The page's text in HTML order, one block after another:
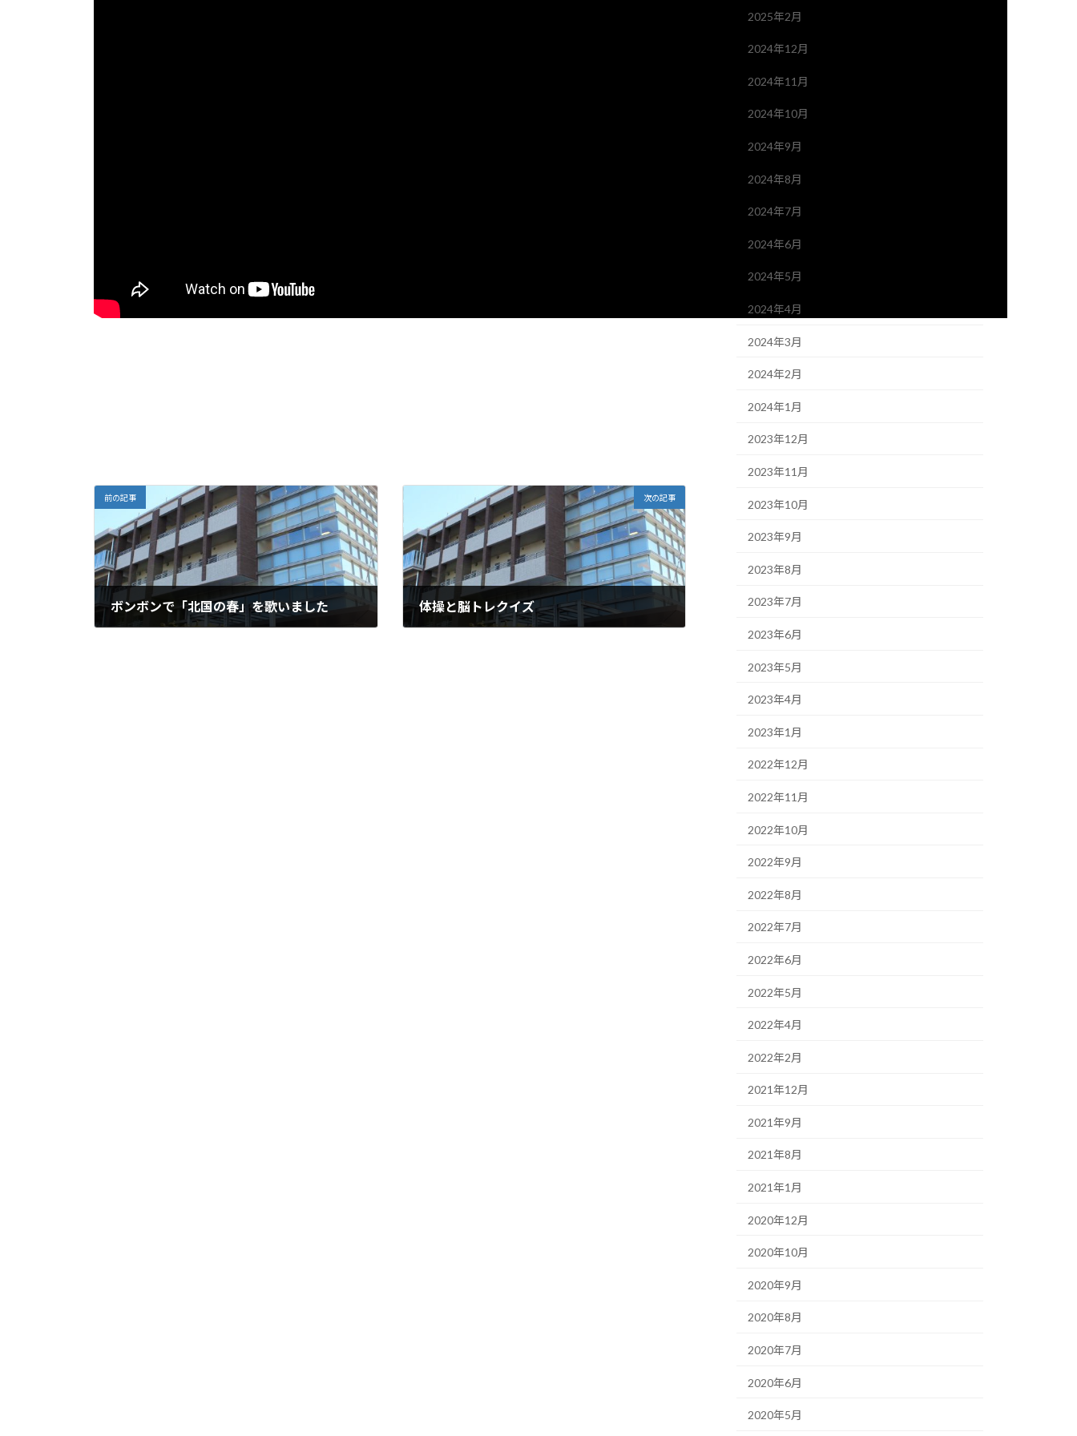
前の記事
ボンボンで「北国の春」を歌いました
次の記事
体操と脳トレクイズ
2025年2月
2024年12月
2024年11月
2024年10月
2024年9月
2024年8月
2024年7月
2024年6月
2024年5月
2024年4月
2024年3月
2024年2月
2024年1月
2023年12月
2023年11月
2023年10月
2023年9月
2023年8月
2023年7月
2023年6月
2023年5月
2023年4月
2023年1月
2022年12月
2022年11月
2022年10月
2022年9月
2022年8月
2022年7月
2022年6月
2022年5月
2022年4月
2022年2月
2021年12月
2021年9月
2021年8月
2021年1月
2020年12月
2020年10月
2020年9月
2020年8月
2020年7月
2020年6月
2020年5月